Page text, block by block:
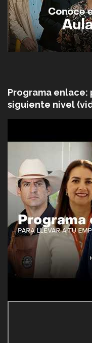
Programa enlace:
siguiente nivel